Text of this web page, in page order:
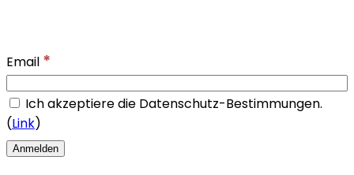
Email *
Ich akzeptiere die Datenschutz-Bestimmungen.
(Link)